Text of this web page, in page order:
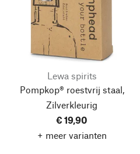
Lewa spirits
Pompkop® roestvrij staal,
Zilverkleurig
€ 19,90
+ meer varianten